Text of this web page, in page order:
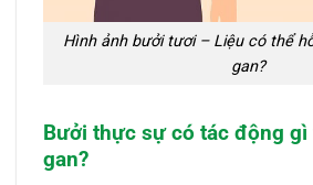
Hình ảnh bưởi tươi – Liệu có thể
gan?
Bưởi thực sự có tác động gì
gan?